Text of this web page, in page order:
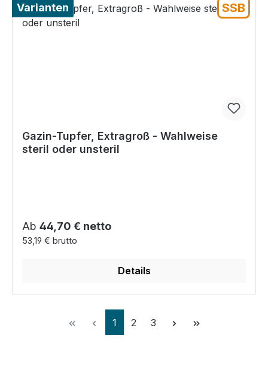
Varianten SSB
Gazin-Tupfer, Extragroß - Wahlweise
steril oder unsteril
Regulärer Preis:
Ab 44,70 € netto
53,19 € brutto
Details
Seite
1 Seite
2 Seite
3